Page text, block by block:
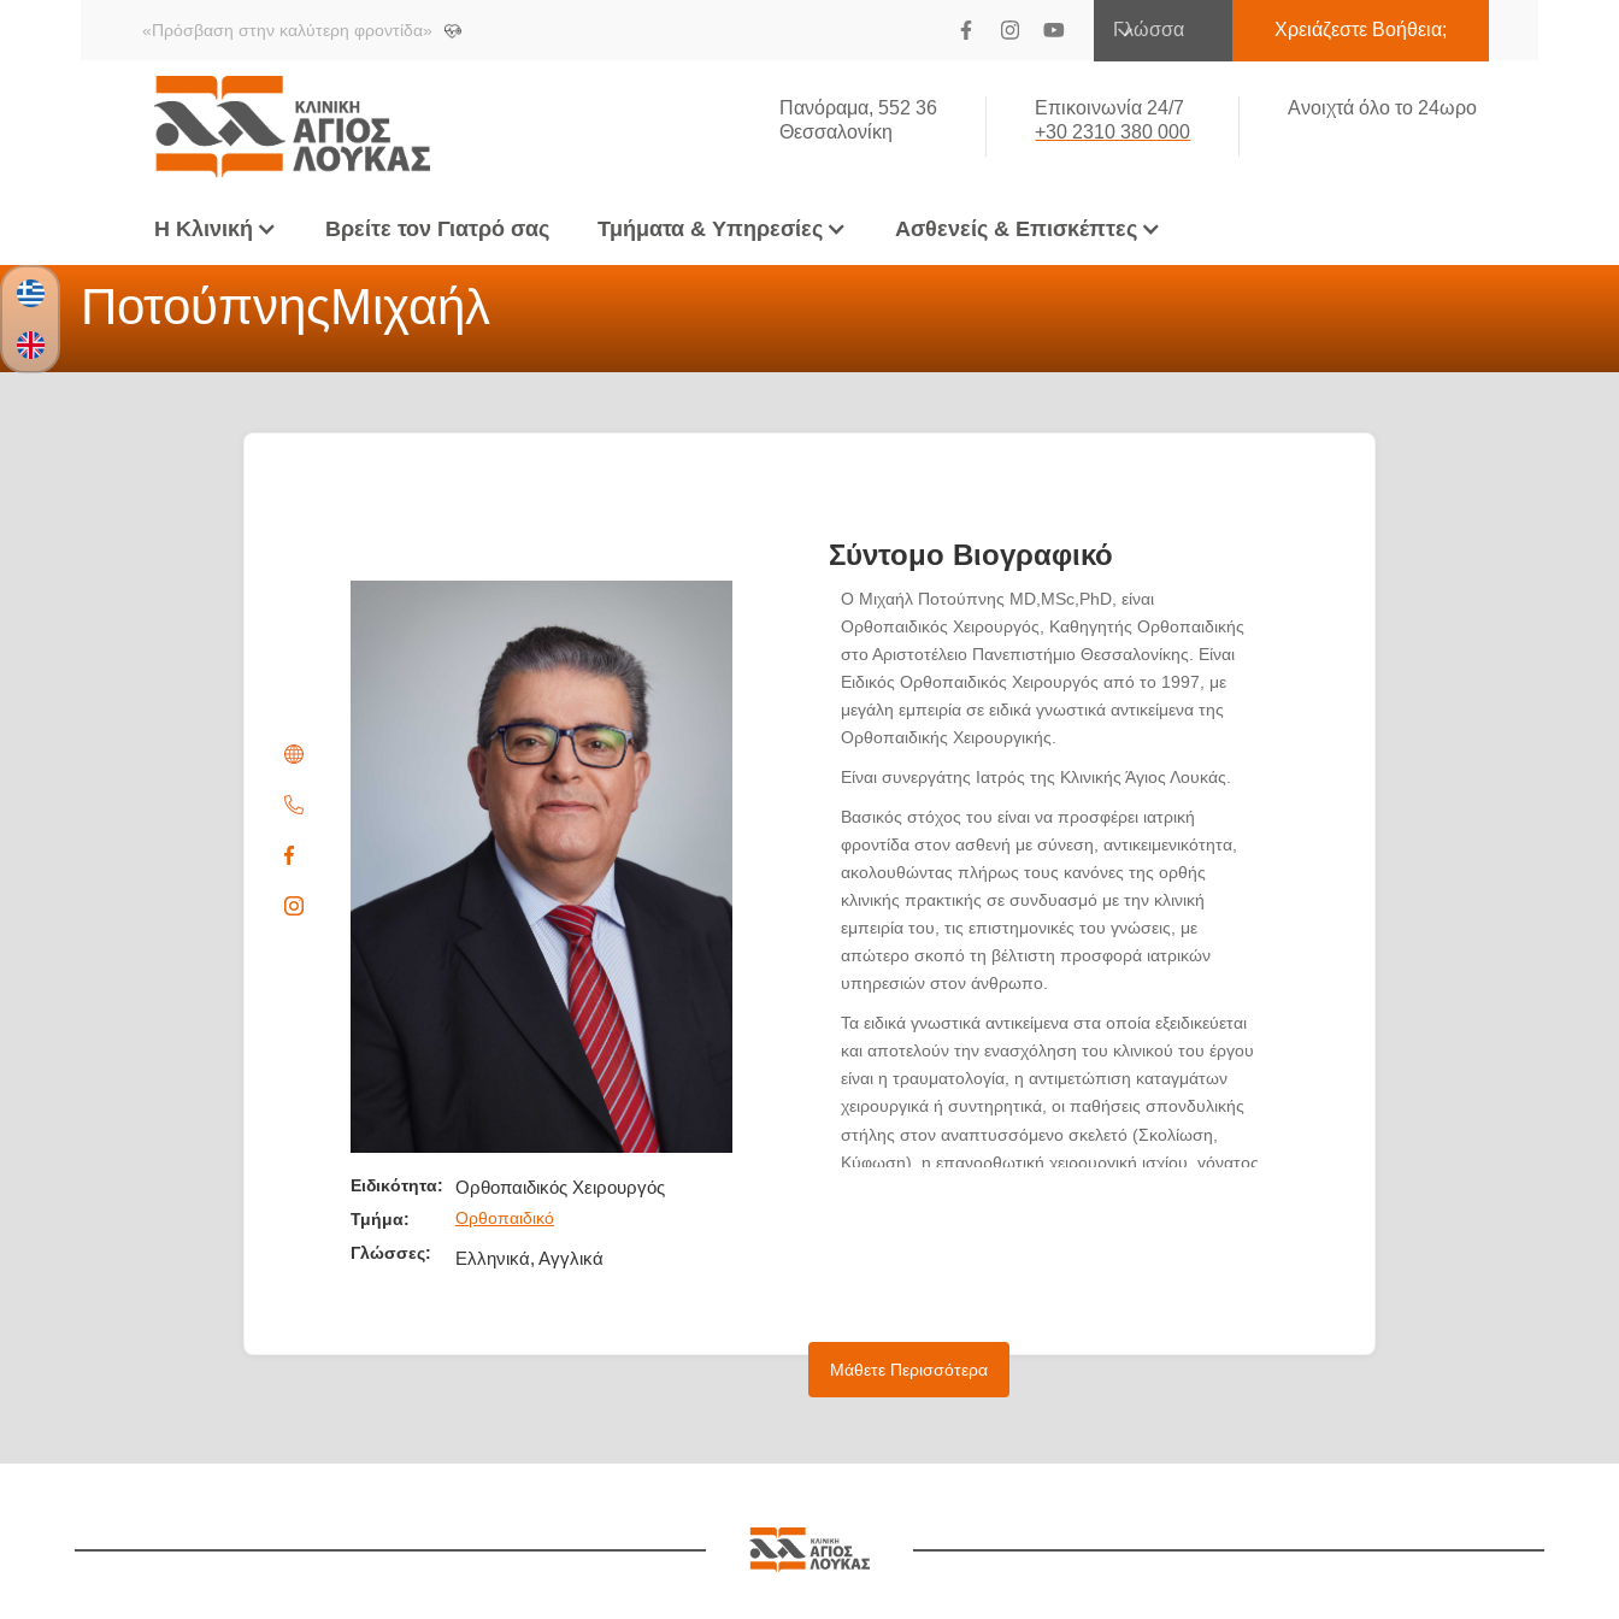
«Πρόσβαση στην καλύτερη φροντίδα» Γλώσσα Χρειάζεστε Βοήθεια;
Πανόραμα, 552 36
Θεσσαλονίκη
Επικοινωνία 24/7
+30 2310 380 000
Ανοιχτά όλο το 24ωρο
Η Κλινική Βρείτε τον Γιατρό σας Τμήματα & Υπηρεσίες Ασθενείς & Επισκέπτες
ΠοτούπνηςΜιχαήλ
Ειδικότητα:
Τμήμα:
Γλώσσες:
Ορθοπαιδικός Χειρουργός
Ορθοπαιδικό
Ελληνικά, Αγγλικά
Σύντομο Βιογραφικό
Ο Μιχαήλ Ποτούπνης MD,MSc,PhD, είναι
Ορθοπαιδικός Χειρουργός, Καθηγητής Ορθοπαιδικής
στο Αριστοτέλειο Πανεπιστήμιο Θεσσαλονίκης. Είναι
Ειδικός Ορθοπαιδικός Χειρουργός από το 1997, με
μεγάλη εμπειρία σε ειδικά γνωστικά αντικείμενα της
Ορθοπαιδικής Χειρουργικής.
Είναι συνεργάτης Ιατρός της Κλινικής Άγιος Λουκάς.
Βασικός στόχος του είναι να προσφέρει ιατρική
φροντίδα στον ασθενή με σύνεση, αντικειμενικότητα,
ακολουθώντας πλήρως τους κανόνες της ορθής
κλινικής πρακτικής σε συνδυασμό με την κλινική
εμπειρία του, τις επιστημονικές του γνώσεις, με
απώτερο σκοπό τη βέλτιστη προσφορά ιατρικών
υπηρεσιών στον άνθρωπο.
Τα ειδικά γνωστικά αντικείμενα στα οποία εξειδικεύεται
και αποτελούν την ενασχόληση του κλινικού του έργου
είναι η τραυματολογία, η αντιμετώπιση καταγμάτων
χειρουργικά ή συντηρητικά, οι παθήσεις σπονδυλικής
στήλης στον αναπτυσσόμενο σκελετό (Σκολίωση,
Κύφωση), η επανορθωτική χειρουργική ισχίου, γόνατος,
βιβλίων σε Ξενόγλωσσες εκδόσεις και είναι Κριτής
(Reviewer) εργασιών σε 3 διεθνώς αναγνωρισμένα
βραβεία σε αντίστοιχα επιστημονικά συνέδρια, Επτά (7)
Μάθετε Περισσότερα